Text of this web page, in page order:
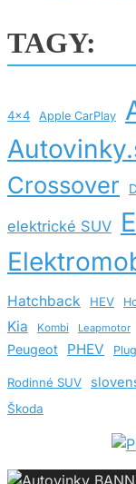
TAGY:
4x4 Apple CarPlay
Crossover
elektrické SUV
Hatchback HEV
Kia
Kombi Leapmotor
Peugeot PHEV
Rodinné SUV
Škoda